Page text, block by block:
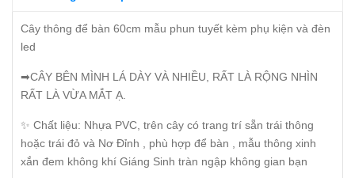
Cây thông để bàn 60cm mẫu phun tuyết kèm phụ kiện và đèn
led
➡CÂY BÊN MÌNH LÁ DÀY VÀ NHIỀU, RẤT LÀ RỘNG NHÌN
RẤT LÀ VỪA MẮT Ạ.
✨ Chất liệu: Nhựa PVC, trên cây có trang trí sẵn trái thông
hoặc trái đỏ và Nơ Đỉnh , phù hợp để bàn , mẫu thông xinh
xắn đem không khí Giáng Sinh tràn ngập không gian bạn